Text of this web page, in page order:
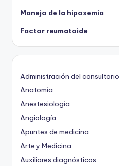
Manejo de la hipoxemia
Factor reumatoide
Administración del consultorio
Anatomía
Anestesiología
Angiología
Apuntes de medicina
Arte y Medicina
Auxiliares diagnósticos